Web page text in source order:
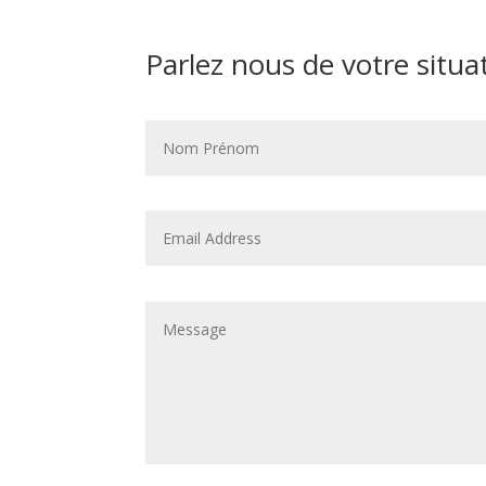
Parlez nous de votre